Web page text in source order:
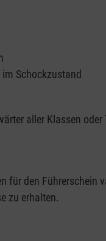
Schockzustand
aller Klassen
für den Führerschein
zu erhalten.